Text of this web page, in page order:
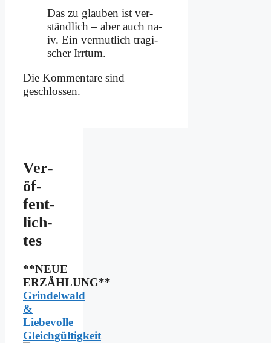
Das zu glau­ben ist ver­
ständ­lich – aber auch na­
iv. Ein ver­mut­lich tra­gi­
scher Irr­tum.
Die Kommentare sind
geschlossen.
Ver­
öf­
fent­
lich­
tes
**NEUE
ERZÄHLUNG**
Grindelwald
&
Liebevolle
Gleichgültigkeit